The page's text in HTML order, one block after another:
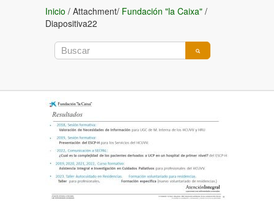
Inicio / Attachment/ Fundación "la Caixa" /
Diapositiva22